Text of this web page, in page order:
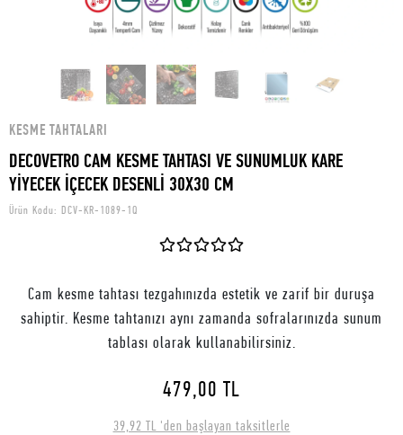
KESME TAHTALARI
DECOVETRO CAM KESME TAHTASI VE SUNUMLUK KARE
YİYECEK İÇECEK DESENLİ 30X30 CM
Ürün Kodu: DCV-KR-1089-1Q
Cam kesme tahtası tezgahınızda estetik ve zarif bir duruşa
sahiptir. Kesme tahtanızı aynı zamanda sofralarınızda sunum
tablası olarak kullanabilirsiniz.
479,00 TL
39,92 TL 'den başlayan taksitlerle